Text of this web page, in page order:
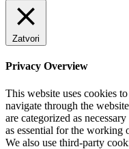
Zatvori
Privacy Overview
This website uses cookies
navigate through the
are categorized as
as essential for the working
We also use third-party